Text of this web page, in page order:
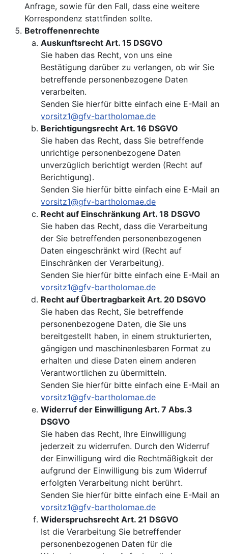
Anfrage, sowie für den Fall, dass eine weitere
Korrespondenz stattfinden sollte.
Betroffenenrechte
Auskunftsrecht Art. 15 DSGVO
Sie haben das Recht, von uns eine
Bestätigung darüber zu verlangen, ob wir Sie
betreffende personenbezogene Daten
verarbeiten.
Senden Sie hierfür bitte einfach eine E-Mail an
vorsitz1@gfv-bartholomae.de
Berichtigungsrecht Art. 16 DSGVO
Sie haben das Recht, dass Sie betreffende
unrichtige personenbezogene Daten
unverzüglich berichtigt werden (Recht auf
Berichtigung).
Senden Sie hierfür bitte einfach eine E-Mail an
vorsitz1@gfv-bartholomae.de
Recht auf Einschränkung Art. 18 DSGVO
Sie haben das Recht, dass die Verarbeitung
der Sie betreffenden personenbezogenen
Daten eingeschränkt wird (Recht auf
Einschränken der Verarbeitung).
Senden Sie hierfür bitte einfach eine E-Mail an
vorsitz1@gfv-bartholomae.de
Recht auf Übertragbarkeit Art. 20 DSGVO
Sie haben das Recht, Sie betreffende
personenbezogene Daten, die Sie uns
bereitgestellt haben, in einem strukturierten,
gängigen und maschinenlesbaren Format zu
erhalten und diese Daten einem anderen
Verantwortlichen zu übermitteln.
Senden Sie hierfür bitte einfach eine E-Mail an
vorsitz1@gfv-bartholomae.de
Widerruf der Einwilligung Art. 7 Abs.3
DSGVO
Sie haben das Recht, Ihre Einwilligung
jederzeit zu widerrufen. Durch den Widerruf
der Einwilligung wird die Rechtmäßigkeit der
aufgrund der Einwilligung bis zum Widerruf
erfolgten Verarbeitung nicht berührt.
Senden Sie hierfür bitte einfach eine E-Mail an
vorsitz1@gfv-bartholomae.de
Widerspruchsrecht Art. 21 DSGVO
Ist die Verarbeitung Sie betreffender
personenbezogenen Daten für die